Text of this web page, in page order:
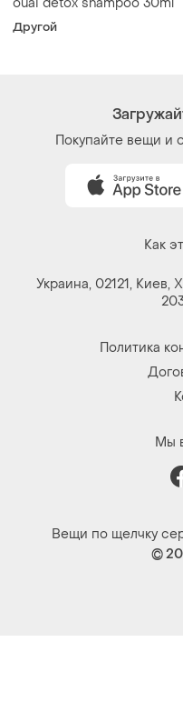
Другой
Покупайте вещи и
Как
Украина, 02121,
Политика
Мы
Вещи по щелчку
©